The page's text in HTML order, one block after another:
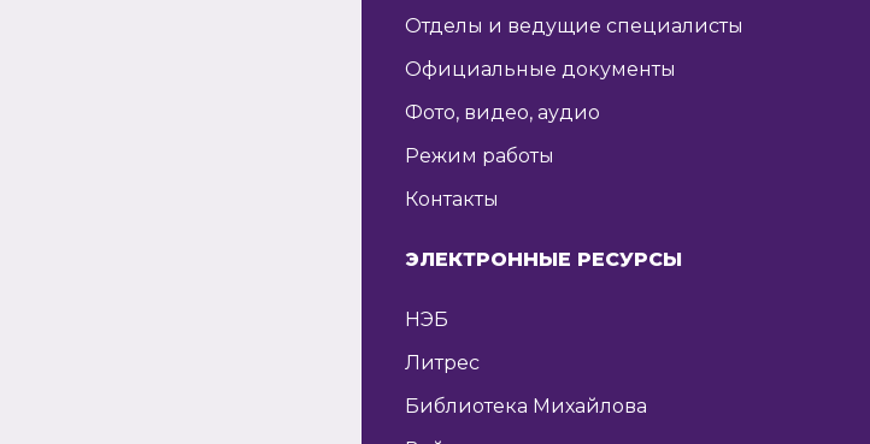
Отделы и ведущие специалисты
Официальные документы
Фото, видео, аудио
Режим работы
Контакты
ЭЛЕКТРОННЫЕ РЕСУРСЫ
НЭБ
Литрес
Библиотека Михайлова